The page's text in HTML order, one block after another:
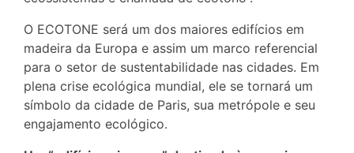
O ECOTONE será um dos maiores edifícios em
madeira da Europa e assim um marco referencial
para o setor de sustentabilidade nas cidades. Em
plena crise ecológica mundial, ele se tornará um
símbolo da cidade de Paris, sua metrópole e seu
engajamento ecológico.